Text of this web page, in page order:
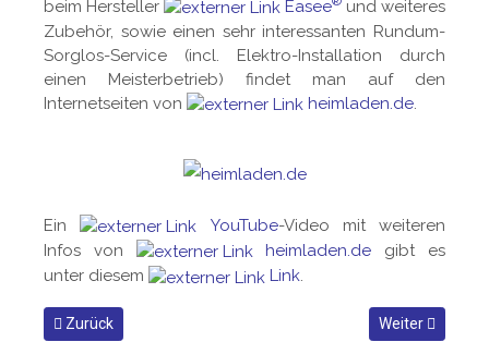
beim Hersteller
Easee
und weiteres
Zubehör, sowie einen sehr interessanten Rundum-
Sorglos-Service (incl. Elektro-Installation durch
einen Meisterbetrieb) findet man auf den
Internetseiten von
heimladen.de.
Ein YouTube-Video mit weiteren
Infos von
heimladen.de gibt es
unter diesem
Link.
Vorheriger Beitrag: Guck mal wer da schaltet: der SwitchBot Bot
Zurück Nächster
Weiter